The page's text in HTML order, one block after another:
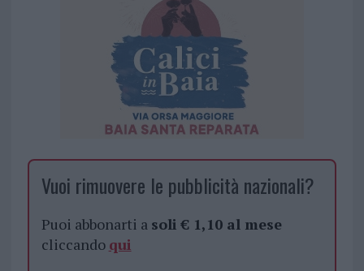
Vuoi rimuovere le pubblicità nazionali?
Puoi abbonarti a soli € 1,10 al mese
cliccando qui